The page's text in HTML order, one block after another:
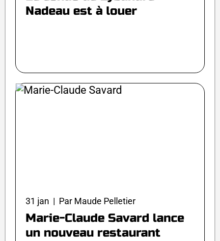
Nadeau est à louer
31 jan | Par Maude Pelletier
Marie-Claude Savard lance
un nouveau restaurant